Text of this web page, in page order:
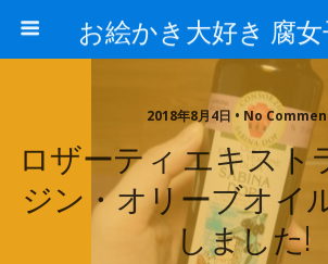
2018年8月4日 • No
ロザーティ エキスト
ジン・オリーブオイ
しました!